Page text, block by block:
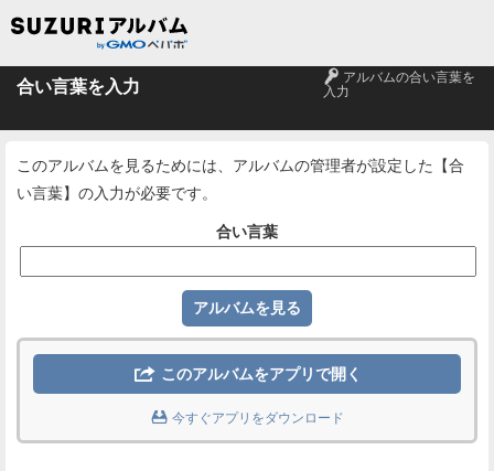
合い言葉を入力 🔑 アルバムの合い言葉を
入力
このアルバムを見るためには、アルバムの管理者が設定した【合
い言葉】の入力が必要です。
合い言葉
 このアルバムをアプリで開く
 今すぐアプリをダウンロード